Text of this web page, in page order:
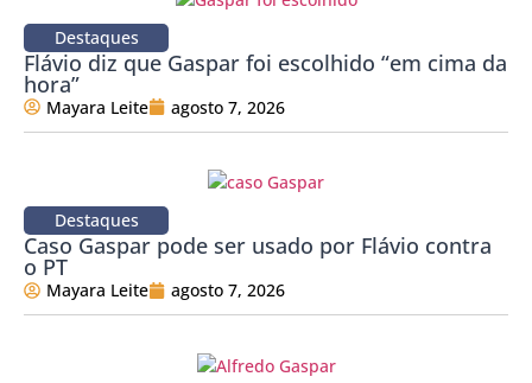
Destaques
Flávio diz que Gaspar foi escolhido “em cima da
hora”
Mayara Leite agosto 7, 2026
Destaques
Caso Gaspar pode ser usado por Flávio contra
o PT
Mayara Leite agosto 7, 2026